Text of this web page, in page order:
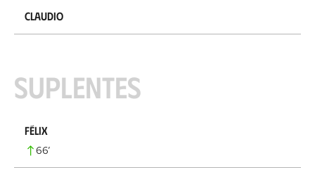
Claudio
Suplentes
Félix
66’